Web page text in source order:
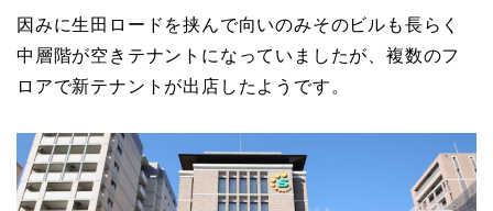
因みに生田ロードを挟んで向いのみそのビルも長らく
中層階が空きテナントになっていましたが、複数のフ
ロアで新テナントが出店したようです。